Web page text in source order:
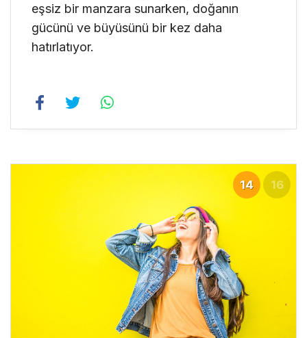
eşsiz bir manzara sunarken, doğanın
gücünü ve büyüsünü bir kez daha
hatırlatıyor.
14 16